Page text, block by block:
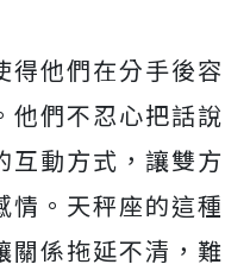
得他們在分手後容
他們不忍心把話說
互動方式，讓雙方
情。天秤座的這種
關係拖延不清，難